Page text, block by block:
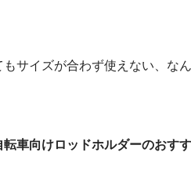
サイズが合わず使えない、な
転車向けロッドホルダーのおす